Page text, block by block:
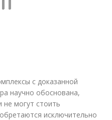
с доказанной
научно обоснована,
могут стоить
исключительно